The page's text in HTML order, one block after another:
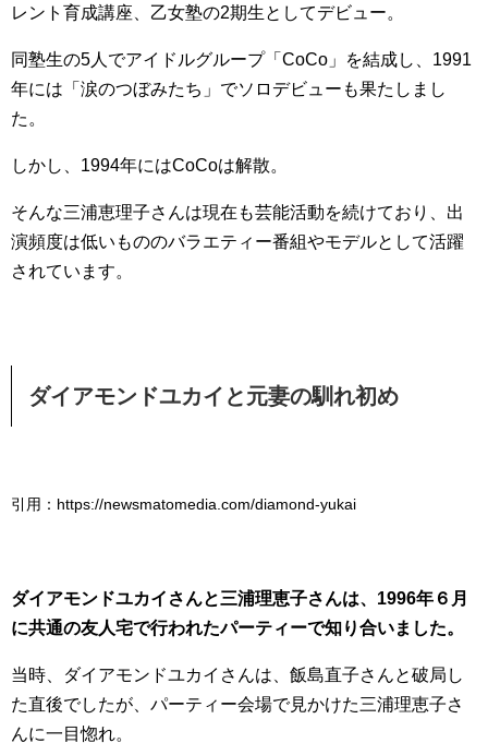
レント育成講座、乙女塾の2期生としてデビュー。
同塾生の5人でアイドルグループ「CoCo」を結成し、1991
年には「涙のつぼみたち」でソロデビューも果たしまし
た。
しかし、1994年にはCoCoは解散。
そんな三浦恵理子さんは現在も芸能活動を続けており、出
演頻度は低いもののバラエティー番組やモデルとして活躍
されています。
ダイアモンドユカイと元妻の馴れ初め
引用：https://newsmatomedia.com/diamond-yukai
ダイアモンドユカイさんと三浦理恵子さんは、1996年６月
に共通の友人宅で行われたパーティーで知り合いました。
当時、ダイアモンドユカイさんは、飯島直子さんと破局し
た直後でしたが、パーティー会場で見かけた三浦理恵子さ
んに一目惚れ。